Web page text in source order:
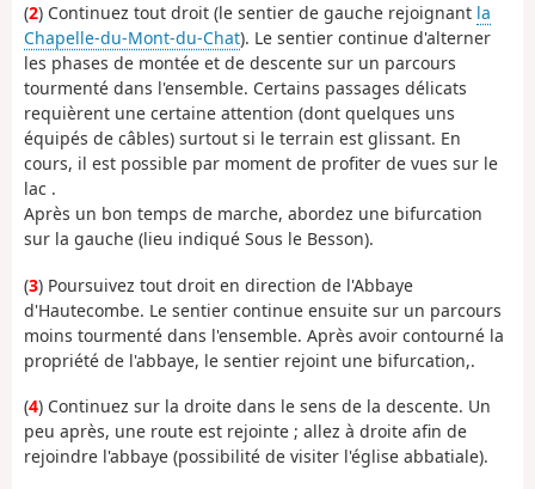
(2) Continuez tout droit (le sentier de gauche rejoignant la
Chapelle-du-Mont-du-Chat). Le sentier continue d'alterner
les phases de montée et de descente sur un parcours
tourmenté dans l'ensemble. Certains passages délicats
requièrent une certaine attention (dont quelques uns
équipés de câbles) surtout si le terrain est glissant. En
cours, il est possible par moment de profiter de vues sur le
lac .
Après un bon temps de marche, abordez une bifurcation
sur la gauche (lieu indiqué Sous le Besson).
(3) Poursuivez tout droit en direction de l'Abbaye
d'Hautecombe. Le sentier continue ensuite sur un parcours
moins tourmenté dans l'ensemble. Après avoir contourné la
propriété de l'abbaye, le sentier rejoint une bifurcation,.
(4) Continuez sur la droite dans le sens de la descente. Un
peu après, une route est rejointe ; allez à droite afin de
rejoindre l'abbaye (possibilité de visiter l'église abbatiale).